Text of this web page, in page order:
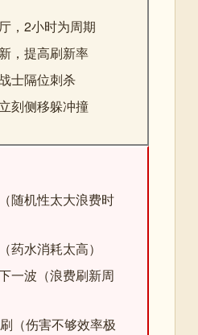
，2小时为周期
，提高刷新率
士隔位刺杀
刻侧移躲冲撞
随机性太大浪费时
药水消耗太高）
一波（浪费刷新周
（伤害不够效率极